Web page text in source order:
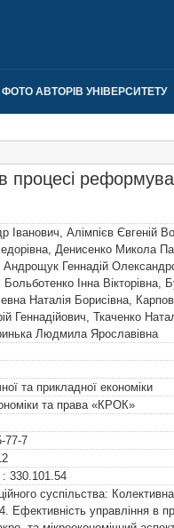
ФОТО АВТОРІВ УНІВЕРСИТЕТУ
процесі
Іванович, Алімпієв Євгеній
, Денисенко Микола
Андрощук Геннадій
Больботенко Інна Вікторівна,
Наталія Борисівна,
Геннадійович, Ткаченко
Людмила Ярославівна
та прикладної економіки
та права «КРОК»
77-7
330.101.54
суспільства:
Ефективність управління в